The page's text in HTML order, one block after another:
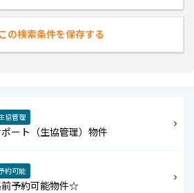
この検索条件を保存する
協管理
ート（生協管理）物件
約可能
予約可能物件☆